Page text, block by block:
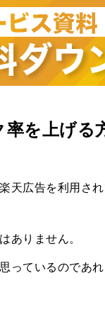
率を上げる
天広告を利用さ
ありません。
っているのであ